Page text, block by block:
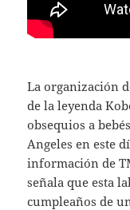
La organización
de la leyenda
obsequios a
Angeles en este
información de
señala que esta
cumpleaños de